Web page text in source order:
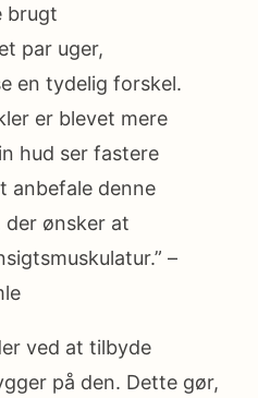
brugt
par uger,
en tydelig forskel.
er blevet mere
hud ser fastere
anbefale denne
ønsker at
–
ved at tilbyde
på den. Dette gør,